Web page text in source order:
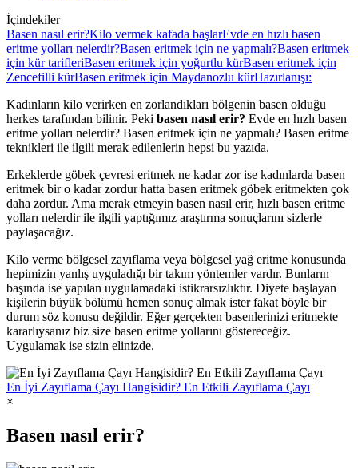
İçindekiler
Basen nasıl erir?Kilo vermek kafada başlarEvde en hızlı basen
eritme yolları nelerdir?Basen eritmek için ne yapmalı?Basen eritmek
için kür tarifleriBasen eritmek için yoğurtlu kürBasen eritmek için
Zencefilli kürBasen eritmek için Maydanozlu kürHazırlanışı:
Kadınların kilo verirken en zorlandıkları bölgenin basen olduğu
herkes tarafından bilinir. Peki basen nasıl erir? Evde en hızlı basen
eritme yolları nelerdir? Basen eritmek için ne yapmalı? Basen eritme
teknikleri ile ilgili merak edilenlerin hepsi bu yazıda.
Erkeklerde göbek çevresi eritmek ne kadar zor ise kadınlarda basen
eritmek bir o kadar zordur hatta basen eritmek göbek eritmekten çok
daha zordur. Ama merak etmeyin basen nasıl erir, hızlı basen eritme
yolları nelerdir ile ilgili yaptığımız araştırma sonuçlarını sizlerle
paylaşacağız.
Kilo verme bölgesel zayıflama veya bölgesel yağ eritme konusunda
hepimizin yanlış uyguladığı bir takım yöntemler vardır. Bunların
başında ise yapılan uygulamadaki istikrarsızlıktır. Diyete başlayan
kişilerin büyük bölümü hemen sonuç almak ister fakat böyle bir
durum söz konusu değildir. Eğer gerçekten basenlerinizi eritmekte
kararlıysanız biz size basen eritme yollarını göstereceğiz.
Uygulamak ise sizin elinizde.
En İyi Zayıflama Çayı Hangisidir? En Etkili Zayıflama Çayı
×
Basen nasıl erir?